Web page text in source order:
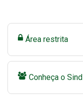
Área restrita
Conheça o